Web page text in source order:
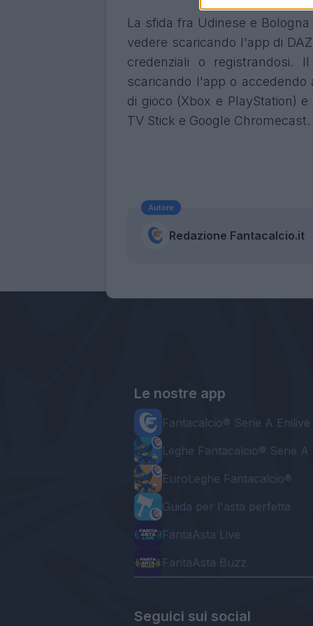
La sfida fra Udinese e
vedere scaricando l'app di
credenziali o registrandosi.
scaricando l'app o
di gioco (Xbox e PlayStation)
TV Stick e Google Chromecast.
Autore
Redazione Fantacalcio.it
Le nostre app
Fantacalcio® Serie A Enilive
Leghe Fantacalcio® Serie A
EuroLeghe Fantacalcio®
Guida per l'asta perfetta
FantaAsta Live
FantaAsta Buzz
Seguici sui social